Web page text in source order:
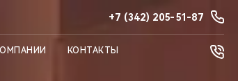
+7 (342) 205-51-87
КОНТАКТЫ